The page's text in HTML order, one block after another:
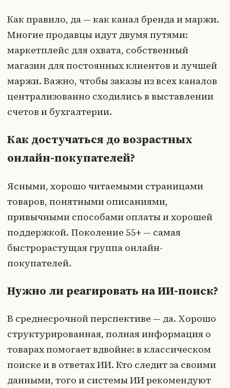
Как правило, да — как канал бренда и маржи.
Многие продавцы идут двумя путями:
маркетплейс для охвата, собственный
магазин для постоянных клиентов и лучшей
маржи. Важно, чтобы заказы из всех каналов
централизованно сходились в выставлении
счетов и бухгалтерии.
Как достучаться до возрастных
онлайн-покупателей?
Ясными, хорошо читаемыми страницами
товаров, понятными описаниями,
привычными способами оплаты и хорошей
поддержкой. Поколение 55+ — самая
быстрорастущая группа онлайн-
покупателей.
Нужно ли реагировать на ИИ-поиск?
В среднесрочной перспективе — да. Хорошо
структурированная, полная информация о
товарах помогает вдвойне: в классическом
поиске и в ответах ИИ. Кто следит за своими
данными, того и системы ИИ рекомендуют